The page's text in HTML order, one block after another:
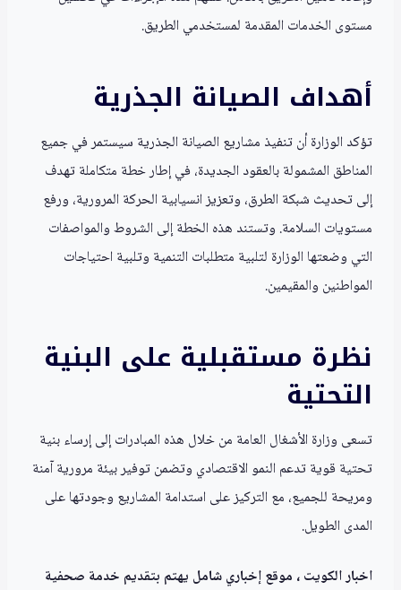
مستوى الخدمات المقدمة لمستخدمي الطريق.
أهداف الصيانة الجذرية
تؤكد الوزارة أن تنفيذ مشاريع الصيانة الجذرية سيستمر في جميع
المناطق المشمولة بالعقود الجديدة، في إطار خطة متكاملة تهدف
إلى تحديث شبكة الطرق، وتعزيز انسيابية الحركة المرورية، ورفع
مستويات السلامة. وتستند هذه الخطة إلى الشروط والمواصفات
التي وضعتها الوزارة لتلبية متطلبات التنمية وتلبية احتياجات
المواطنين والمقيمين.
نظرة مستقبلية على البنية
التحتية
تسعى وزارة الأشغال العامة من خلال هذه المبادرات إلى إرساء بنية
تحتية قوية تدعم النمو الاقتصادي وتضمن توفير بيئة مرورية آمنة
ومريحة للجميع، مع التركيز على استدامة المشاريع وجودتها على
المدى الطويل.
اخبار الكويت ، موقع إخباري شامل يهتم بتقديم خدمة صحفية